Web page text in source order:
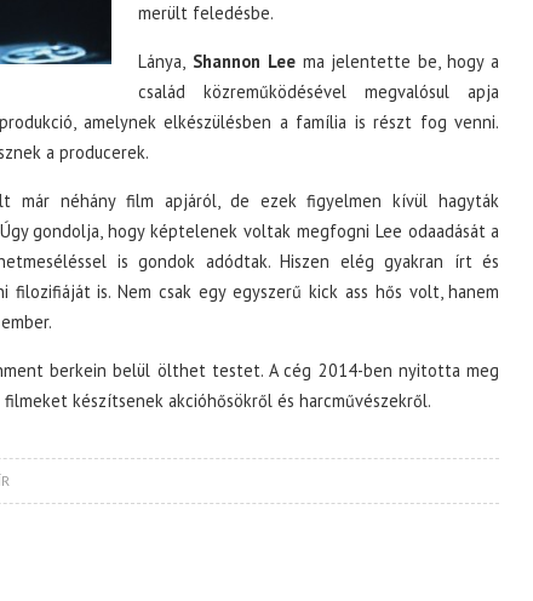
merült feledésbe.
Lánya,Shannon Leema jelentette be, hogy a
család közreműködésével megvalósul apja
amelynek elkészülésben a família is részt fog venni.
a producerek.
már néhány film apjáról, de ezek figyelmen kívül hagyták
gondolja, hogy képtelenek voltak megfogni Lee odaadását a
is gondok adódtak. Hiszen elég gyakran írt és
is. Nem csak egy egyszerű kick ass hős volt, hanem
berkein belül ölthet testet. A cég 2014-ben nyitotta meg
készítsenek akcióhősökről és harcművészekről.